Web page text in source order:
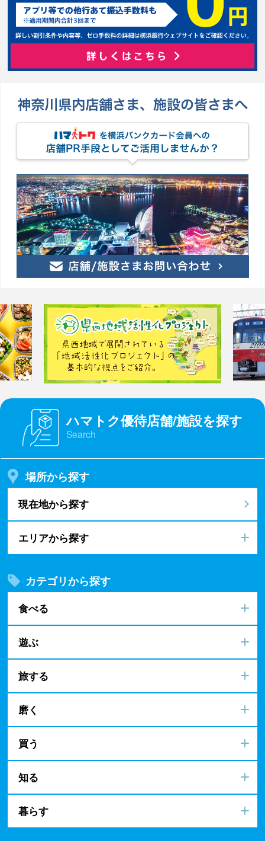
ハマトク優待店舗/施設を探す
Search
場所から探す
現在地から探す
エリアから探す
カテゴリから探す
食べる
遊ぶ
旅する
磨く
買う
知る
暮らす